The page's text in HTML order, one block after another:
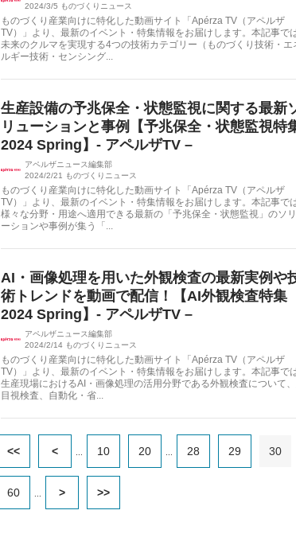
2024/3/5 ものづくりニュース
ものづくり産業向けに特化した動画サイト「Apérza TV（アペルザ
TV）」より、最新のイベント・特集情報をお届けします。本記事では
未来のクルマを実現する4つの技術カテゴリー（ものづくり技術・エ
ルギー技術・センシング...
生産設備の予兆保全・状態監視に関する最新
リューションと事例【予兆保全・状態監視特
2024 Spring】- アペルザTV –
アペルザニュース編集部
2024/2/21
ものづくりニュース
ものづくり産業向けに特化した動画サイト「Apérza TV（アペルザ
TV）」より、最新のイベント・特集情報をお届けします。本記事では
様々な分野・用途へ適用できる最新の「予兆保全・状態監視」のソリ
ーションや事例が集う「...
AI・画像処理を用いた外観検査の最新実例や
術トレンドを動画で配信！【AI外観検査特集
2024 Spring】- アペルザTV –
アペルザニュース編集部
2024/2/14 ものづくりニュース
ものづくり産業向けに特化した動画サイト「Apérza TV（アペルザ
TV）」より、最新のイベント・特集情報をお届けします。本記事では
生産現場におけるAI・画像処理の活用分野である外観検査について
目視検査、自動化・省...
<< < 10 20 28 29 30
60 > >>